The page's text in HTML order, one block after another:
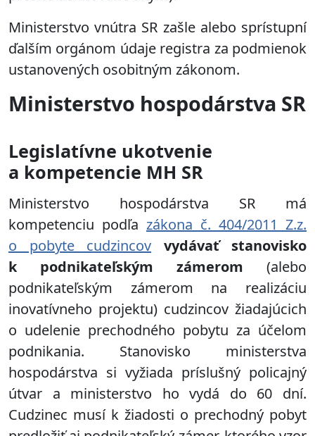
Ministerstvo vnútra SR zašle alebo sprístupní
ďalším orgánom údaje registra za podmienok
ustanovených osobitným zákonom.
Ministerstvo hospodárstva SR
Legislatívne ukotvenie
a kompetencie MH SR
Ministerstvo hospodárstva SR má
kompetenciu podľa zákona č. 404/2011 Z.z.
o pobyte cudzincov
vydávať stanovisko
k podnikateľským zámerom (alebo
podnikateľským zámerom na realizáciu
inovatívneho projektu) cudzincov žiadajúcich
o udelenie prechodného pobytu za účelom
podnikania. Stanovisko ministerstva
hospodárstva si vyžiada príslušný policajný
útvar a ministerstvo ho vydá do 60 dní.
Cudzinec musí k žiadosti o prechodný pobyt